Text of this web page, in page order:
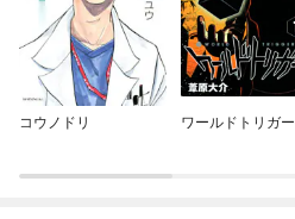
コウノドリ ワールドトリガー